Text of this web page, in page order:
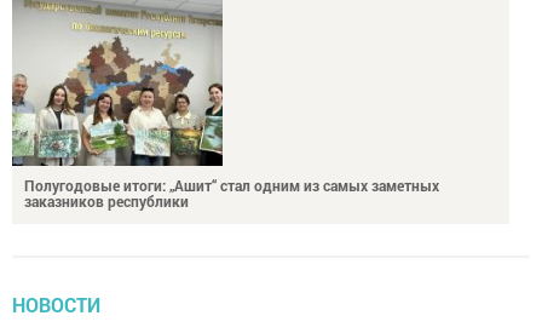
Полугодовые итоги: „Ашит“ стал одним из самых заметных
заказников республики
НОВОСТИ